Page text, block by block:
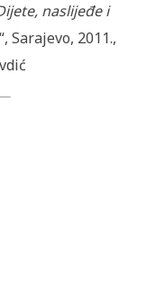
naslijeđe i
Sarajevo, 2011.,